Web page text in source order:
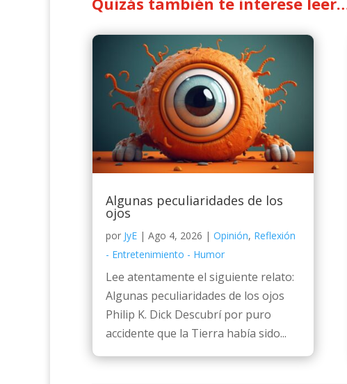
Algunas peculiaridades de los
ojos
por JyE | Ago 4, 2026 | Opinión, Reflexión
- Entretenimiento - Humor
Lee atentamente el siguiente relato:
Algunas peculiaridades de los ojos
Philip K. Dick Descubrí por puro
accidente que la Tierra había sido...